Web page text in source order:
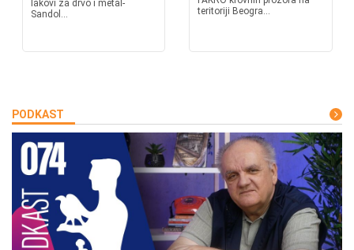
lakovi za drvo i metal-
Sandol...
teritoriji Beogra...
PODKAST